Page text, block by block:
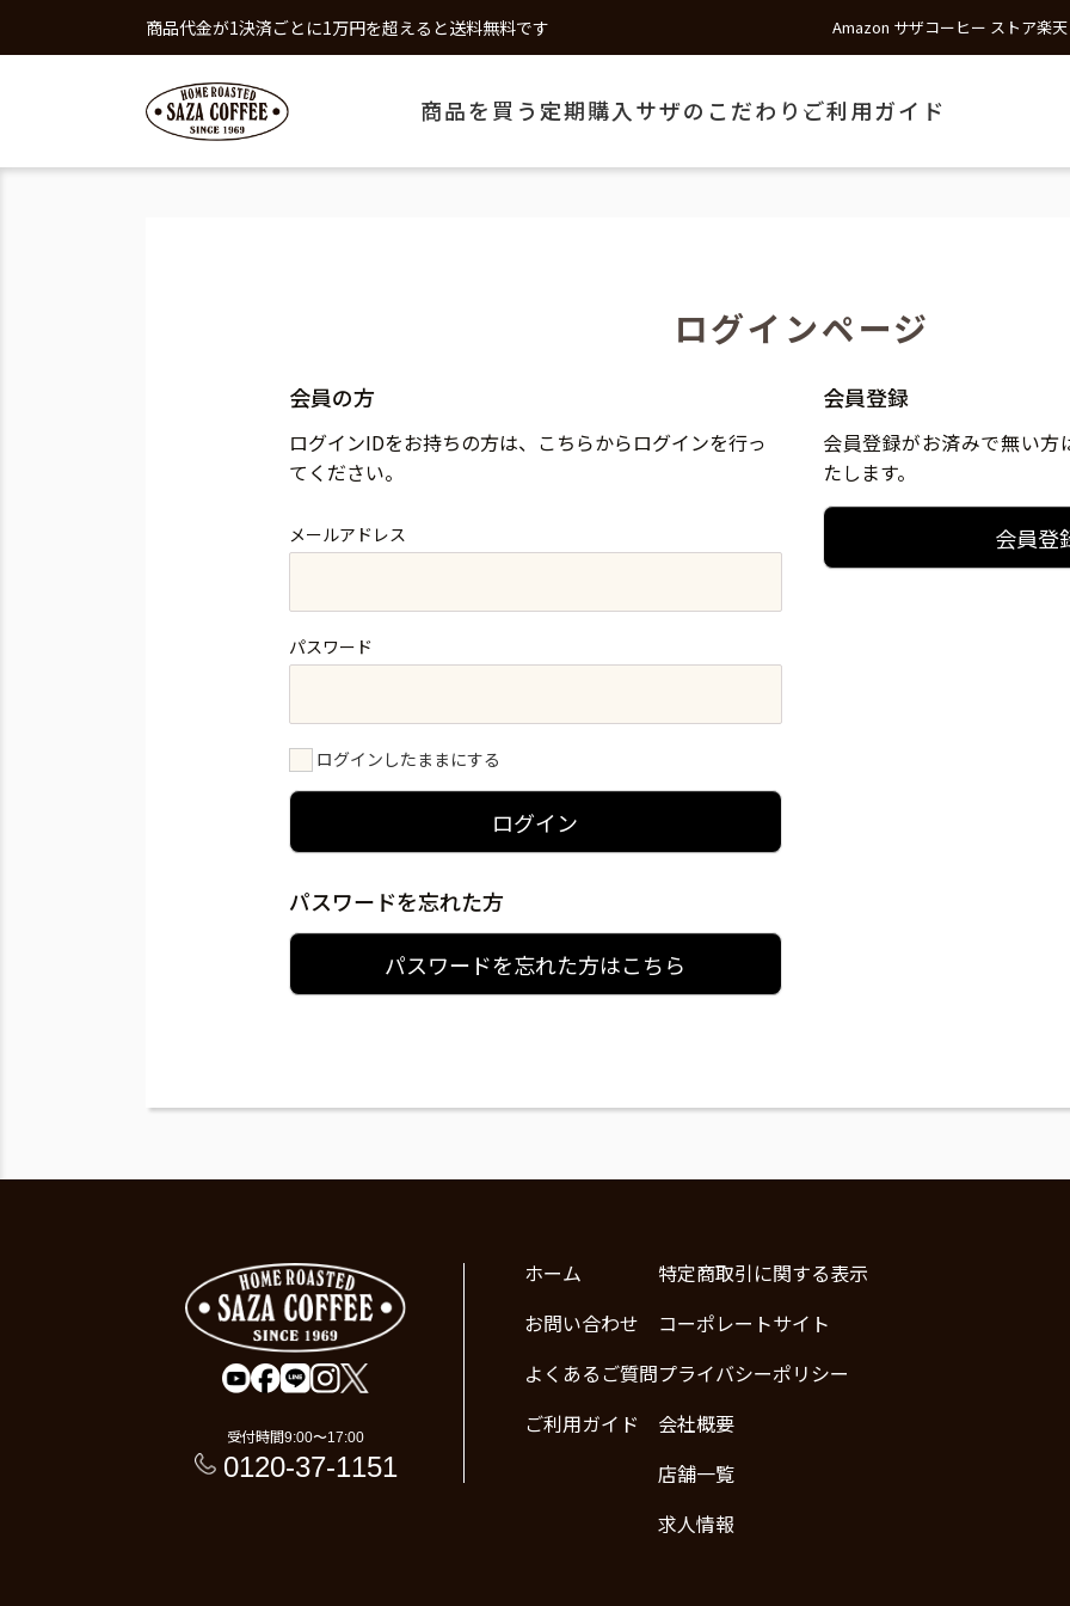
商品代金が1決済ごとに1万円を超えると送料無料です Amazon サザコーヒー ストア楽
商品を買う 定期購入 サザのこだわり ご利用ガイド
ログインページ
会員の方
ログインIDをお持ちの方は、こちらからログインを行っ
てください。
メールアドレス
パスワード
ログインしたままにする
ログイン
パスワードを忘れた方
パスワードを忘れた方はこちら
会員登録
会員登録がお済みで無い
たします。
会員登
受付時間9:00〜17:00
0120-37-1151
ホーム
お問い合わせ
よくあるご質問
ご利用ガイド
特定商取引に関する表示
コーポレートサイト
プライバシーポリシー
会社概要
店舗一覧
求人情報